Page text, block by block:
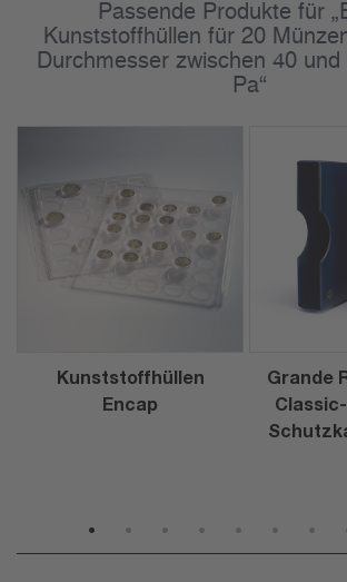
Passende Produkte für
Kunststoffhüllen für 20
Durchmesser zwischen 40
Pa“
Kunststoffhüllen
Encap
Grande